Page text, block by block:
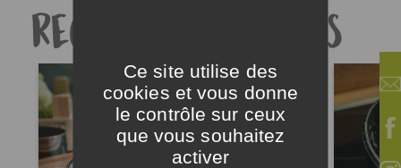
Recettes associées
Ce site utilise des
cookies et vous donne
le contrôle sur ceux
que vous souhaitez
activer